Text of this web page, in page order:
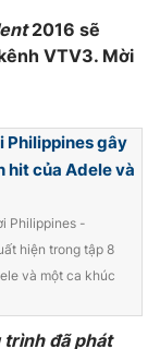
2016 sẽ
VTV3. Mời
Philippines gây
hit của Adele và
Philippines -
hiện trong tập 8
và một ca khúc
trình đã phát